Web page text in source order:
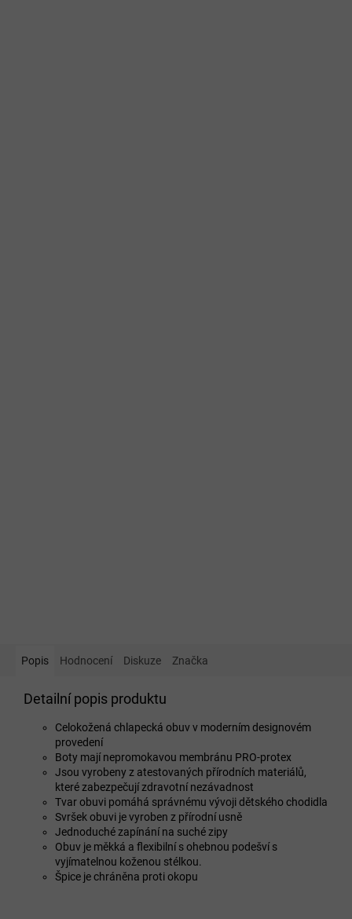
Popis Hodnocení Diskuze Značka
Detailní popis produktu
Celokožená chlapecká obuv v moderním designovém
provedení
Boty mají nepromokavou membránu PRO-protex
Jsou vyrobeny z atestovaných přírodních materiálů,
které zabezpečují zdravotní nezávadnost
Tvar obuvi pomáhá správnému vývoji dětského chodidla
Svršek obuvi je vyroben z přírodní usně
Jednoduché zapínání na suché zipy
Obuv je měkká a flexibilní s ohebnou podešví s
vyjímatelnou koženou stélkou.
Špice je chráněna proti okopu